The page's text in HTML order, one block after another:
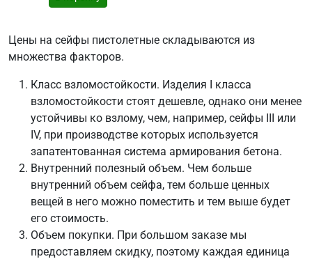
Цены на сейфы пистолетные складываются из
множества факторов.
Класс взломостойкости. Изделия I класса
взломостойкости стоят дешевле, однако они менее
устойчивы ко взлому, чем, например, сейфы III или
IV, при производстве которых используется
запатентованная система армирования бетона.
Внутренний полезный объем. Чем больше
внутренний объем сейфа, тем больше ценных
вещей в него можно поместить и тем выше будет
его стоимость.
Объем покупки. При большом заказе мы
предоставляем скидку, поэтому каждая единица